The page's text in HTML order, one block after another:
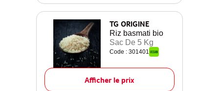
TG ORIGINE
Riz basmati bio
Sac De 5 Kg
Code : 301401
Afficher le prix